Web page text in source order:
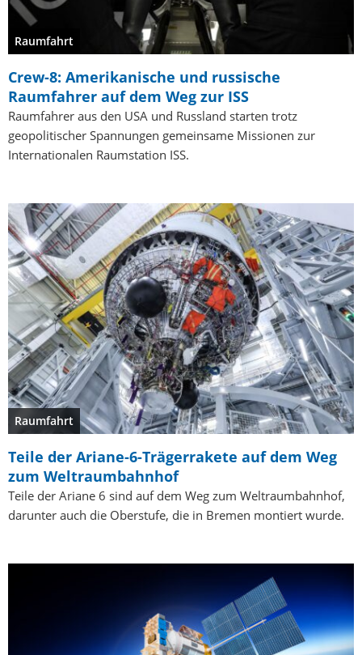
Raumfahrt
Crew-8: Amerikanische und russische
Raumfahrer auf dem Weg zur ISS
Raumfahrer aus den USA und Russland starten trotz
geopolitischer Spannungen gemeinsame Missionen zur
Internationalen Raumstation ISS.
Raumfahrt
Teile der Ariane-6-Trägerrakete auf dem Weg
zum Weltraumbahnhof
Teile der Ariane 6 sind auf dem Weg zum Weltraumbahnhof,
darunter auch die Oberstufe, die in Bremen montiert wurde.